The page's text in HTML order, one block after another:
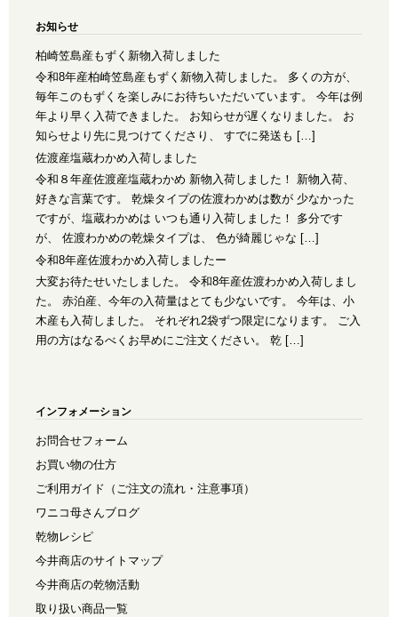
お知らせ
柏崎笠島産もずく新物入荷しました
令和8年産柏崎笠島産もずく新物入荷しました。 多くの方が、
毎年このもずくを楽しみにお待ちいただいています。 今年は例
年より早く入荷できました。 お知らせが遅くなりました。 お
知らせより先に見つけてくださり、 すでに発送も […]
佐渡産塩蔵わかめ入荷しました
令和８年産佐渡産塩蔵わかめ 新物入荷しました！ 新物入荷、
好きな言葉です。 乾燥タイプの佐渡わかめは数が 少なかった
ですが、塩蔵わかめは いつも通り入荷しました！ 多分です
が、 佐渡わかめの乾燥タイプは、 色が綺麗じゃな […]
令和8年産佐渡わかめ入荷しましたー
大変お待たせいたしました。 令和8年産佐渡わかめ入荷しまし
た。 赤泊産、今年の入荷量はとても少ないです。 今年は、小
木産も入荷しました。 それぞれ2袋ずつ限定になります。 ご入
用の方はなるべくお早めにご注文ください。 乾 […]
インフォメーション
お問合せフォーム
お買い物の仕方
ご利用ガイド（ご注文の流れ・注意事項）
ワニコ母さんブログ
乾物レシピ
今井商店のサイトマップ
今井商店の乾物活動
取り扱い商品一覧